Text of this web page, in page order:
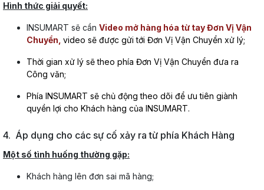
Hình thức giải quyết:
INSUMART sẽ cần Video mở hàng hóa từ tay Đơn Vị Vận
Chuyển, video sẽ được gửi tới Đơn Vị Vận Chuyển xử lý;
Thời gian xử lý sẽ theo phía Đơn Vị Vận Chuyển đưa ra
Công văn;
Phía INSUMART sẽ chủ động theo dõi để ưu tiên giành
quyền lợi cho Khách hàng của INSUMART.
4. Áp dụng cho các sự cố xảy ra từ phía Khách Hàng
Một số tình huống thường gặp:
Khách hàng lên đơn sai mã hàng;